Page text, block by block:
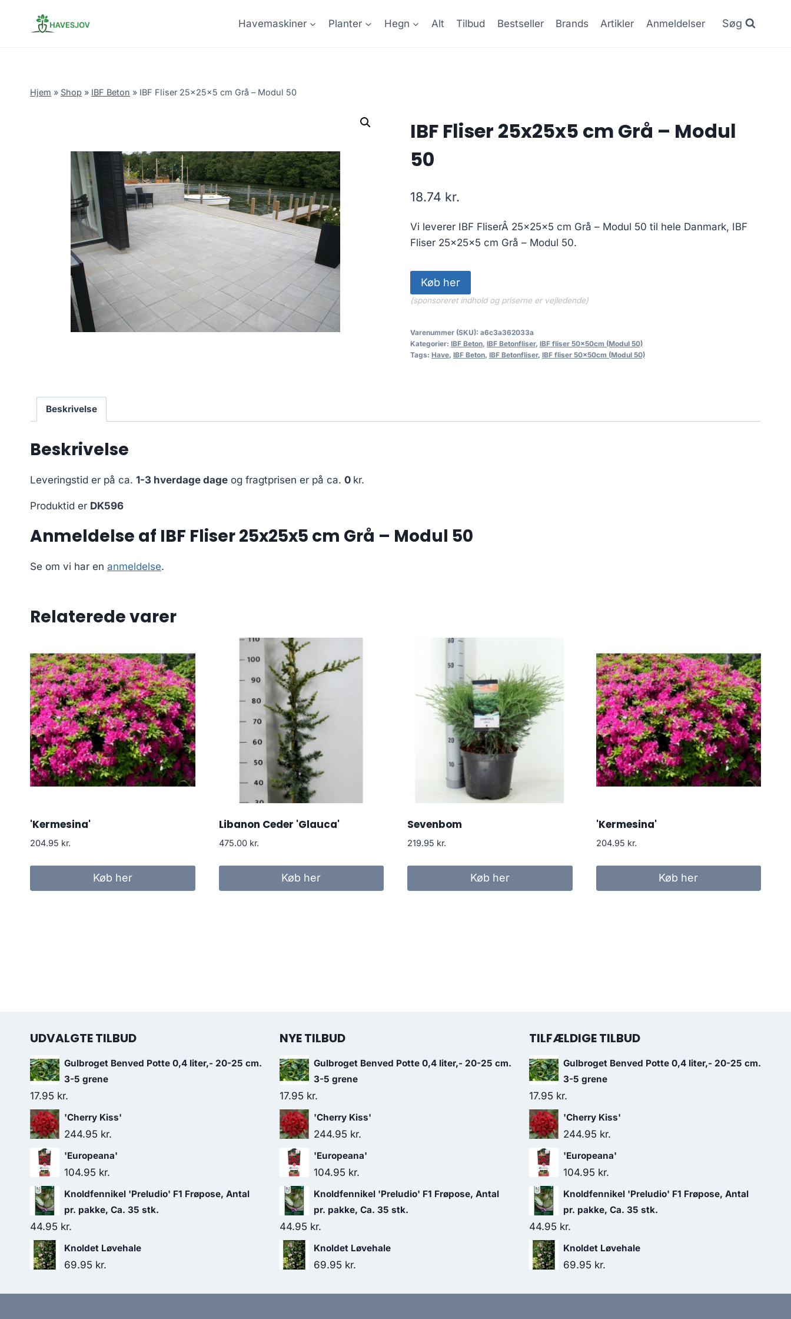
Havemaskiner Planter Hegn Alt Tilbud Bestseller Brands Artikler Anmeldelser Søg
Hjem » Shop » IBF Beton » IBF Fliser 25x25x5 cm Grå – Modul 50
IBF Fliser 25x25x5 cm Grå – Modul
50
18.74 kr.
Vi leverer IBF FliserÂ 25x25x5 cm Grå – Modul 50 til hele Danmark, IBF
Fliser 25x25x5 cm Grå – Modul 50.
Køb her
(sponsoreret indhold og priserne er vejledende)
Varenummer (SKU): a6c3a362033a
Kategorier: IBF Beton, IBF Betonfliser, IBF fliser 50x50cm (Modul 50)
Tags: Have, IBF Beton, IBF Betonfliser, IBF fliser 50x50cm (Modul 50)
Beskrivelse
Beskrivelse
Leveringstid er på ca. 1-3 hverdage dage og fragtprisen er på ca. 0 kr.
Produktid er DK596
Anmeldelse af IBF Fliser 25x25x5 cm Grå – Modul 50
Se om vi har en anmeldelse.
Relaterede varer
'Kermesina'
204.95 kr.
Køb her
Libanon Ceder 'Glauca'
475.00 kr.
Køb her
Sevenbom
219.95 kr.
Køb her
'Kermesina'
204.95 kr.
Køb her
UDVALGTE TILBUD
Gulbroget Benved Potte 0,4 liter,- 20-25 cm.
3-5 grene
17.95 kr.
'Cherry Kiss'
244.95 kr.
'Europeana'
104.95 kr.
Knoldfennikel 'Preludio' F1 Frøpose, Antal
pr. pakke, Ca. 35 stk.
44.95 kr.
Knoldet Løvehale
69.95 kr.
NYE TILBUD
Gulbroget Benved Potte 0,4 liter,- 20-25 cm.
3-5 grene
17.95 kr.
'Cherry Kiss'
244.95 kr.
'Europeana'
104.95 kr.
Knoldfennikel 'Preludio' F1 Frøpose, Antal
pr. pakke, Ca. 35 stk.
44.95 kr.
Knoldet Løvehale
69.95 kr.
TILFÆLDIGE TILBUD
Gulbroget Benved Potte 0,4 liter,- 20-25 cm.
3-5 grene
17.95 kr.
'Cherry Kiss'
244.95 kr.
'Europeana'
104.95 kr.
Knoldfennikel 'Preludio' F1 Frøpose, Antal
pr. pakke, Ca. 35 stk.
44.95 kr.
Knoldet Løvehale
69.95 kr.